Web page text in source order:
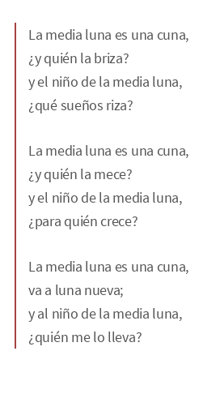
La media luna es una cuna,
¿y quién la briza?
y el niño de la media luna,
¿qué sueños riza?
La media luna es una cuna,
¿y quién la mece?
y el niño de la media luna,
¿para quién crece?
La media luna es una cuna,
va a luna nueva;
y al niño de la media luna,
¿quién me lo lleva?